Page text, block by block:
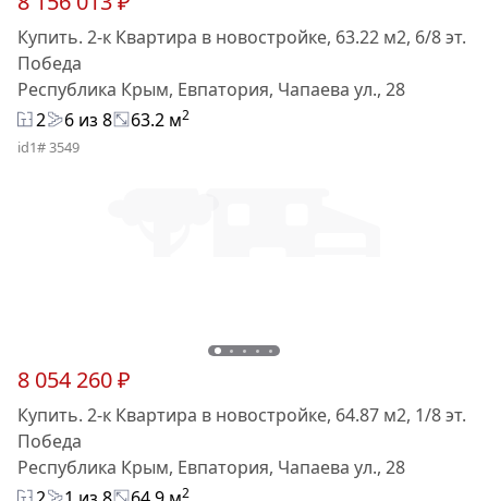
Купить. 2-к Квартира в новостройке, 63.22 м2, 6/8 эт.
Победа
Республика Крым, Евпатория, Чапаева ул., 28
2
6 из 8 63.2 м2
id1# 3549
8 054 260 ₽
Купить. 2-к Квартира в новостройке, 64.87 м2, 1/8 эт.
Победа
Республика Крым, Евпатория, Чапаева ул., 28
2